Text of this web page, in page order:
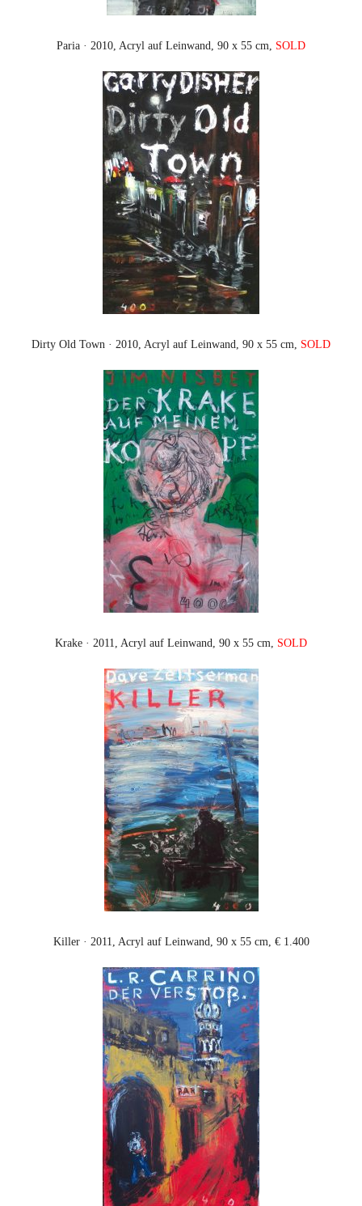
Paria · 2010, Acryl auf Leinwand, 90 x 55 cm, SOLD
Dirty Old Town · 2010, Acryl auf Leinwand, 90 x 55 cm, SOLD
Krake · 2011, Acryl auf Leinwand, 90 x 55 cm, SOLD
Killer · 2011, Acryl auf Leinwand, 90 x 55 cm, € 1.400